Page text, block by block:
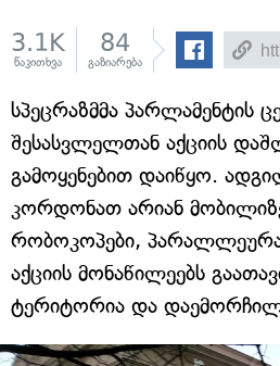
3.1K
წაკითხვა
84
გაზიარება
სპეცრაზმმა პარლამენტის
შესასვლელთან აქციის
გამოყენებით დაიწყო.
კორდონათ არიან
რობოკოპები,
აქციის მონაწილეებს
ტერიტორია და